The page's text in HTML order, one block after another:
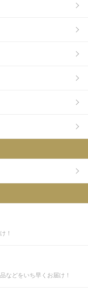
！
などをいち早くお届け！